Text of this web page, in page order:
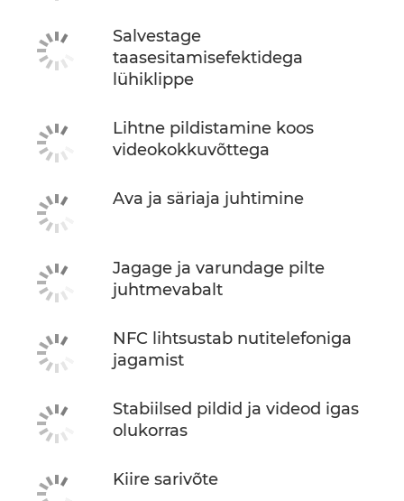
Salvestage
taasesitamisefektidega
lühiklippe
Lihtne pildistamine koos
videokokkuvõttega
Ava ja säriaja juhtimine
Jagage ja varundage pilte
juhtmevabalt
NFC lihtsustab nutitelefoniga
jagamist
Stabiilsed pildid ja videod igas
olukorras
Kiire sarivõte